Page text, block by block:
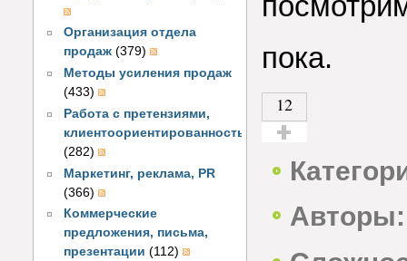
Организация отдела
продаж (379)
Методы усиления продаж
(433)
Работа с претензиями,
клиентоориентированность
(282)
Маркетинг, реклама, PR
(366)
Коммерческие
предложения, письма,
презентации (112)
пока.
12
Авторы: